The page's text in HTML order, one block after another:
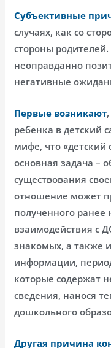
Субъективные
случаях, как со
стороны
неоправданно
негативные
Первые возникают
ребенка в детский
мифе, что «детский
основная задача –
существования
отношение может
полученного ранее
взаимодействия с
знакомых, а также
информации,
которые содержат
сведения, нанося
дошкольного
Другая причина